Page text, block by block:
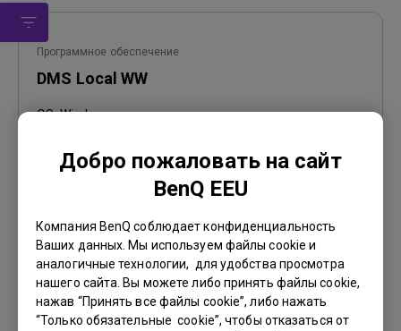
Добро пожаловать на сайт
BenQ EEU
Компания BenQ соблюдает конфиденциальность
Ваших данных. Мы используем файлы cookie и
аналогичные технологии, для удобства просмотра
нашего сайта. Вы можете либо принять файлы cookie,
нажав “Принять все файлы cookie”, либо нажать
“Только обязательные cookie”, чтобы отказаться от
Программное обеспечение
DMS Local WW
OS:Windows
Версия:V 3.2.9.0
2025/07/10
Загрузки